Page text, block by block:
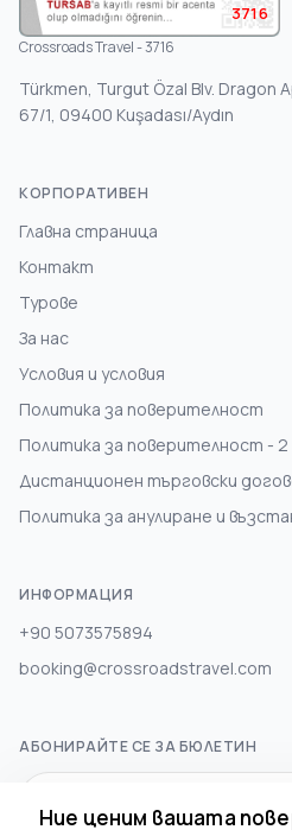
3716
Crossroads Travel - 3716
Türkmen, Turgut Özal Blv. Dragon
67/1, 09400 Kuşadası/Aydın
КОРПОРАТИВЕН
Главна страница
Контакт
Турове
За нас
Условия и условия
Политика за поверителност
Политика за поверителност - 2
Дистанционен търговски
Политика за анулиране и
ИНФОРМАЦИЯ
+90 5073575894
booking@crossroadstravel.com
АБОНИРАЙТЕ СЕ ЗА БЮЛЕТИН
Ние ценим вашата